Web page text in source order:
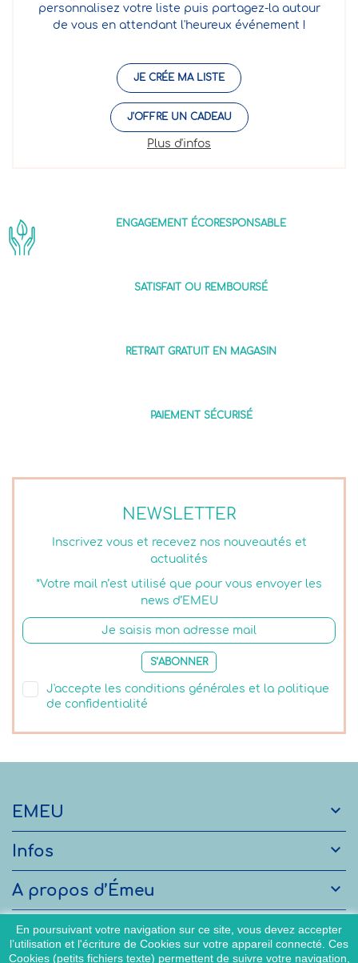
personnalisez votre liste puis partagez-la autour
de vous en attendant l'heureux événement !
JE CRÉE MA LISTE
J'OFFRE UN CADEAU
Plus d'infos
NEWSLETTER
Inscrivez vous et recevez nos nouveautés et
actualités
*Votre mail n’est utilisé que pour vous envoyer les
news d’EMEU
S’ABONNER
J'accepte les conditions générales et la politique
de confidentialité
ENGAGEMENT ÉCORESPONSABLE
SATISFAIT OU REMBOURSÉ
RETRAIT GRATUIT EN MAGASIN
PAIEMENT SÉCURISÉ
EMEU 
Infos 
A propos d’Émeu 
Services 
En poursuivant votre navigation sur ce site, vous devez accepter
l’utilisation et l'écriture de Cookies sur votre appareil connecté. Ces
Cookies (petits fichiers texte) permettent de suivre votre navigation,